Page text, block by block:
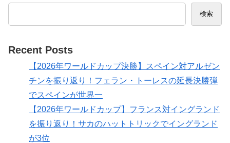
検索
Recent Posts
【2026年ワールドカップ決勝】スペイン対アルゼン
チンを振り返り！フェラン・トーレスの延長決勝弾
でスペインが世界一
【2026年ワールドカップ】フランス対イングランド
を振り返り！サカのハットトリックでイングランド
が3位